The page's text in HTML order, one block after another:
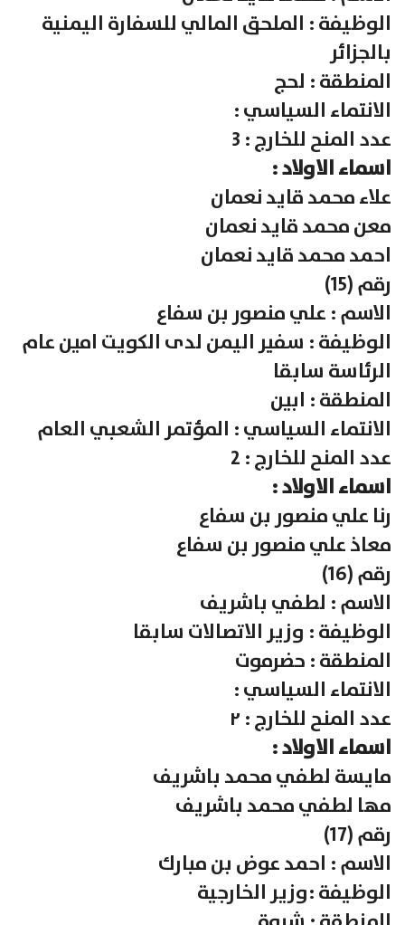
الوظيفة : الملحق المالي للسفارة اليمنية
بالجزائر
المنطقة : لحج
الانتماء السياسي :
عدد المنح للخارج : 3
اسماء الاولاد :
علاء محمد قايد نعمان
معن محمد قايد نعمان
احمد محمد قايد نعمان
رقم (15)
الاسم : علي منصور بن سفاع
الوظيفة : سفير اليمن لدى الكويت امين عام
الرئاسة سابقا
المنطقة : ابين
الانتماء السياسي : المؤتمر الشعبي العام
عدد المنح للخارج : 2
اسماء الاولاد :
رنا علي منصور بن سفاع
معاذ علي منصور بن سفاع
رقم (16)
الاسم : لطفي باشريف
الوظيفة : وزير الاتصالات سابقا
المنطقة : حضرموت
الانتماء السياسي :
عدد المنح للخارج : ٢
اسماء الاولاد :
مايسة لطفي محمد باشريف
مها لطفي محمد باشريف
رقم (17)
الاسم : احمد عوض بن مبارك
الوظيفة :وزير الخارجية